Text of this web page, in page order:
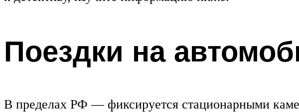
Поездки на
В пределах РФ — фиксируется стационарными